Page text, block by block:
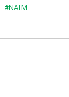
#NATM